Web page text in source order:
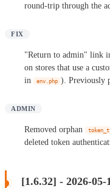
round-trip through the
FIX
"Return to admin" link
on stores that use a
in env.php ). Previously
ADMIN
Removed orphan
deleted token
[1.6.32] - 2026-05-